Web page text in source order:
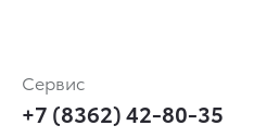
Сервис
+7 (8362) 42-80-35